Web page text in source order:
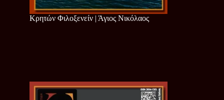
Κρητών Φιλοξενείν | Άγιος Νικόλαος